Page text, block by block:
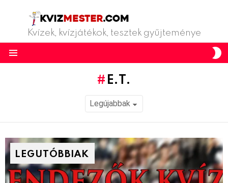
Kvízek, kvízjátékok, tesztek gyűjteménye
E.T.
LEGUTÓBBIAK